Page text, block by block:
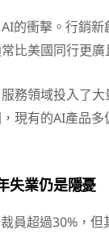
的衝擊。行銷
比美國同行更
務領域投入了
現有的AI產品
失業仍是隱憂
員超過30%，